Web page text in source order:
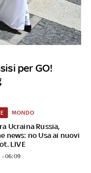
per GO!
Ucraina Russia,
news: no Usa ai nuovi
LIVE
MONDO
- 06:09